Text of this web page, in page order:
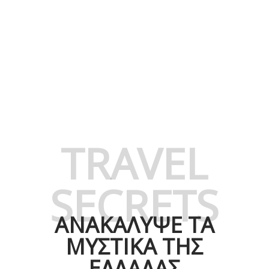
TRAVEL
SECRETS
ΑΝΑΚΑΛΥΨΕ ΤΑ
ΜΥΣΤΙΚΑ ΤΗΣ